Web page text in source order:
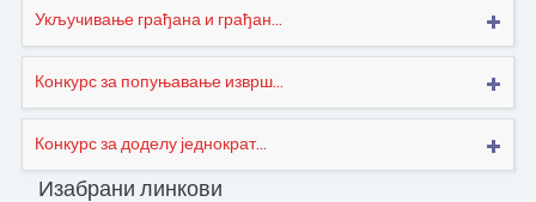
Укључивање грађана и грађан...
Конкурс за попуњавање изврш...
Конкурс за доделу једнократ...
Изабрани линкови